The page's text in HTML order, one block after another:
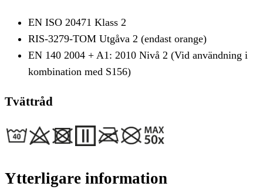
EN ISO 20471 Klass 2
RIS-3279-TOM Utgåva 2 (endast orange)
EN 140 2004 + A1: 2010 Nivå 2 (Vid användning i
kombination med S156)
Tvättråd
Ytterligare information